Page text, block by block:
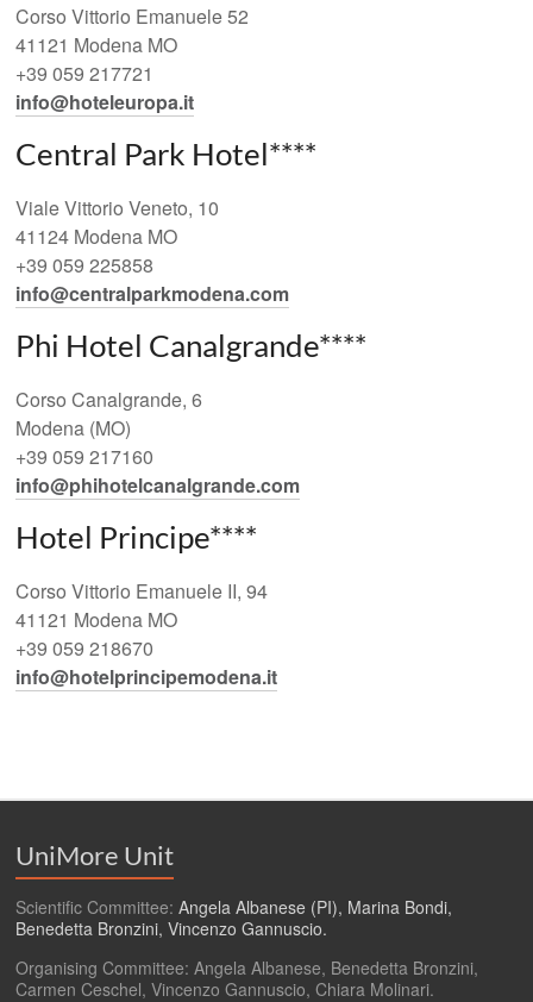
Corso Vittorio Emanuele 52
41121 Modena MO
+39 059 217721
info@hoteleuropa.it
Central Park Hotel****
Viale Vittorio Veneto, 10
41124 Modena MO
+39 059 225858
info@centralparkmodena.com
Phi Hotel Canalgrande****
Corso Canalgrande, 6
Modena (MO)
+39 059 217160
info@phihotelcanalgrande.com
Hotel Principe****
Corso Vittorio Emanuele II, 94
41121 Modena MO
+39 059 218670
info@hotelprincipemodena.it
UniMore Unit
Scientific Committee:Angela Albanese (PI), Marina Bondi,
Benedetta Bronzini, Vincenzo Gannuscio.
Organising Committee: Angela Albanese, Benedetta Bronzini,
Carmen Ceschel, Vincenzo Gannuscio, Chiara Molinari.